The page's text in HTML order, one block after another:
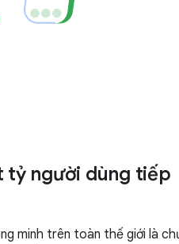
tỷ người dùng tiếp
minh trên toàn thế giới là